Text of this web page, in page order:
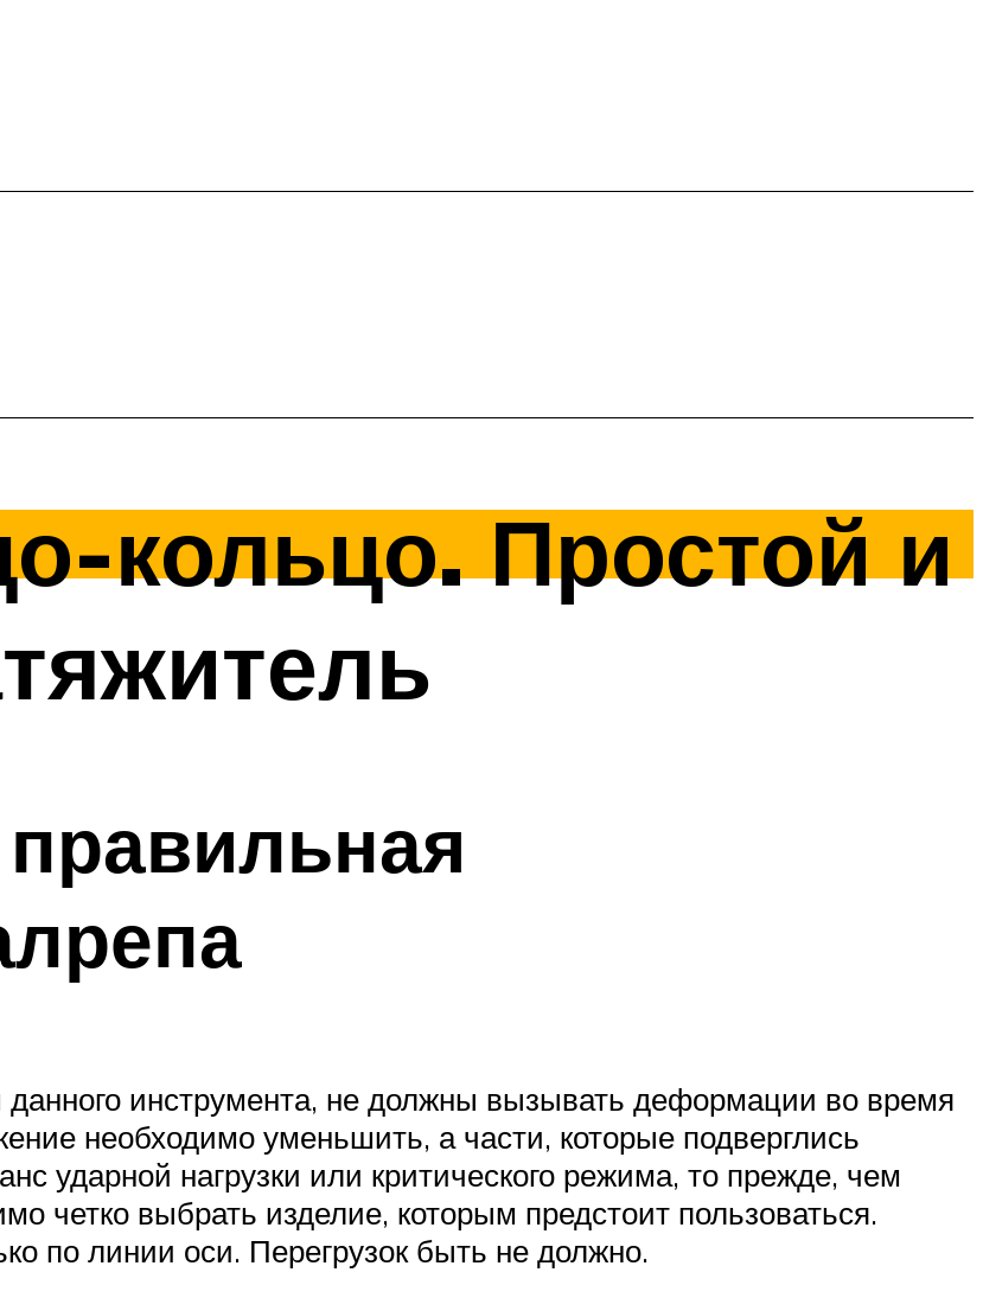
кольцо. Простой и
инструмента, не должны вызывать деформации во время
необходимо уменьшить, а части, которые подверглись
ударной нагрузки или критического режима, то прежде, чем
четко выбрать изделие, которым предстоит пользоваться.
по линии оси. Перегрузок быть не должно.